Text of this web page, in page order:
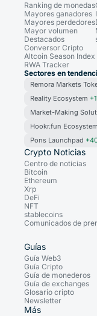
Ranking de monedas
Mayores ganadores
Mayores perdedores
Mayor volumen
Destacados
Conversor Cripto
Altcoin Season Index
RWA Tracker
Sectores en
Remora Markets
Reality Ecosystem
Market-Making
Hookr.fun Ecosystem
Pons Launchpad
Crypto Noticias
Centro de noticias
Bitcoin
Ethereum
Xrp
DeFi
NFT
stablecoins
Comunicados de
Guías
Guía Web3
Guía Cripto
Guía de monederos
Guía de exchanges
Glosario cripto
Newsletter
Más